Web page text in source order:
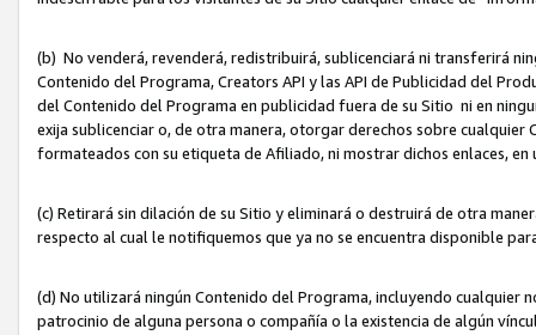
(b) No venderá, revenderá, redistribuirá, sublicenciará ni transferirá
Contenido del Programa, Creators API y las API de Publicidad del
del Contenido del Programa en publicidad fuera de su Sitio ni en
exija sublicenciar o, de otra manera, otorgar derechos sobre
formateados con su etiqueta de Afiliado, ni mostrar dichos enlaces,
(c) Retirará sin dilación de su Sitio y eliminará o destruirá de otra
respecto al cual le notifiquemos que ya no se encuentra disponible
(d) No utilizará ningún Contenido del Programa, incluyendo cualquier
patrocinio de alguna persona o compañía o la existencia de algún